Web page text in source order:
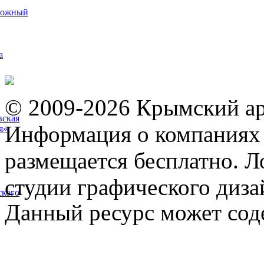
© 2009-2026 Крымский
Информация о компаниях
размещается бесплатно.
студии графического
Данный ресурс может